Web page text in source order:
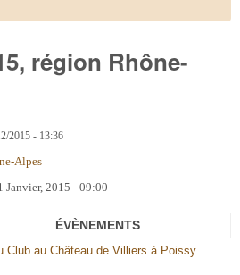
région Rhône-
2015 - 13:36
Alpes
Janvier, 2015 - 09:00
ÉVÈNEMENTS
Club au Château de Villiers à Poissy